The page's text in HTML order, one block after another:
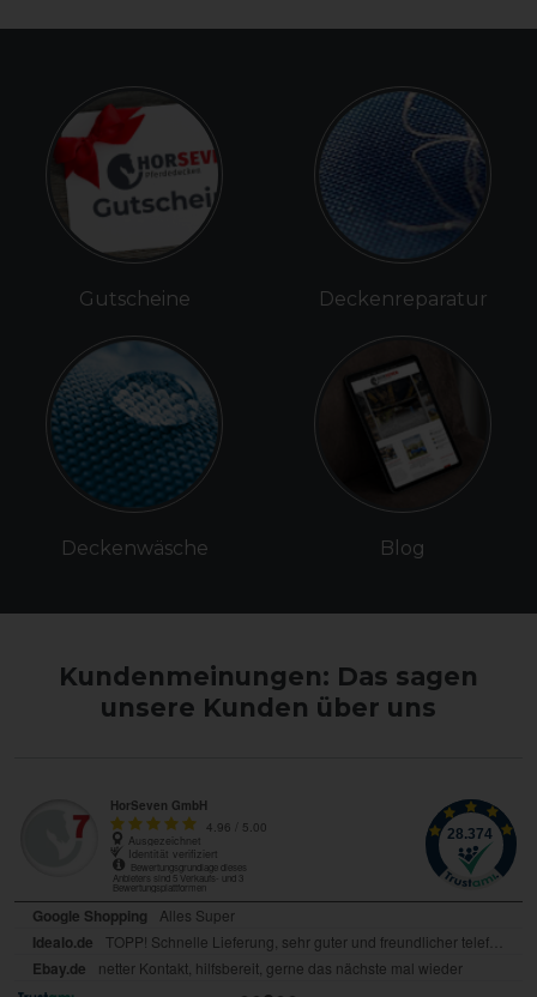
Gutscheine
Deckenwäsche
Deckenreparatur
Blog
Kundenmeinungen: Das sagen
unsere Kunden über uns